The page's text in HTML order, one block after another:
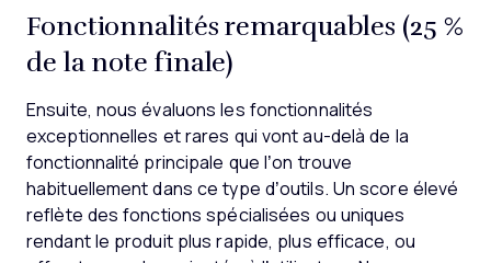
Fonctionnalités remarquables (25 %
de la note finale)
Ensuite, nous évaluons les fonctionnalités
exceptionnelles et rares qui vont au-delà de la
fonctionnalité principale que l’on trouve
habituellement dans ce type d’outils. Un score élevé
reflète des fonctions spécialisées ou uniques
rendant le produit plus rapide, plus efficace, ou